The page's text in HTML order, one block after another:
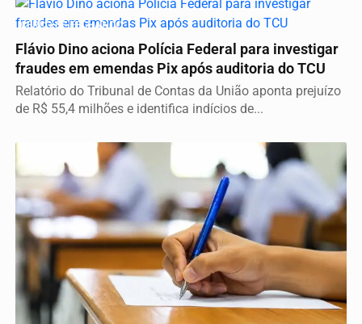
CERCO SE FECHANDO
Flávio Dino aciona Polícia Federal para investigar
fraudes em emendas Pix após auditoria do TCU
Relatório do Tribunal de Contas da União aponta prejuízo
de R$ 55,4 milhões e identifica indícios de...